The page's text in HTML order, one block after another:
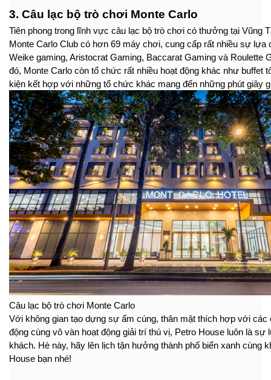
3. Câu lạc bộ trò chơi Monte Carlo
Tiên phong trong lĩnh vực câu lạc bộ trò chơi có thưởng tại Vũng
Monte Carlo Club có hơn 69 máy chơi, cung cấp rất nhiều sự lựa
Weike gaming, Aristocrat Gaming, Baccarat Gaming và Roulette
đó, Monte Carlo còn tổ chức rất nhiều hoạt động khác như buffet
kiện kết hợp với những tổ chức khác mang đến những phút giây
Câu lạc bộ trò chơi Monte Carlo
Với không gian tạo dựng sự ấm cúng, thân mật thích hợp với các
động cùng vô vàn hoạt động giải trí thú vị, Petro House luôn là
khách. Hè này, hãy lên lịch tận hưởng thành phố biển xanh cùng
House bạn nhé!